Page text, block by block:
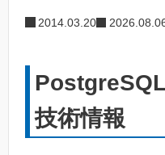
2014.03.20
技術情報